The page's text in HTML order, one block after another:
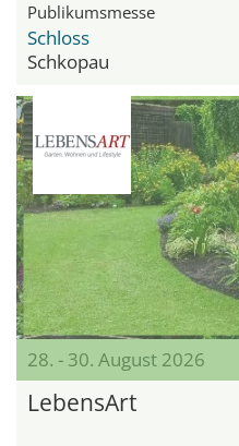
Publikumsmesse
Schloss
Schkopau
28. - 30. August 2026
LebensArt